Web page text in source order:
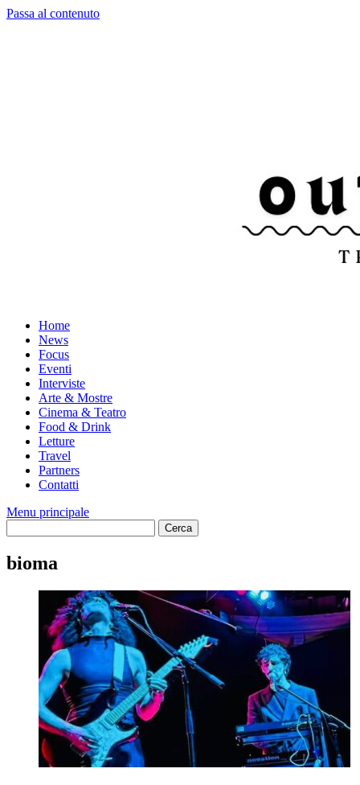
Passa al contenuto
Home
News
Focus
Eventi
Interviste
Arte & Mostre
Cinema & Teatro
Food & Drink
Letture
Travel
Partners
Contatti
Menu principale
bioma